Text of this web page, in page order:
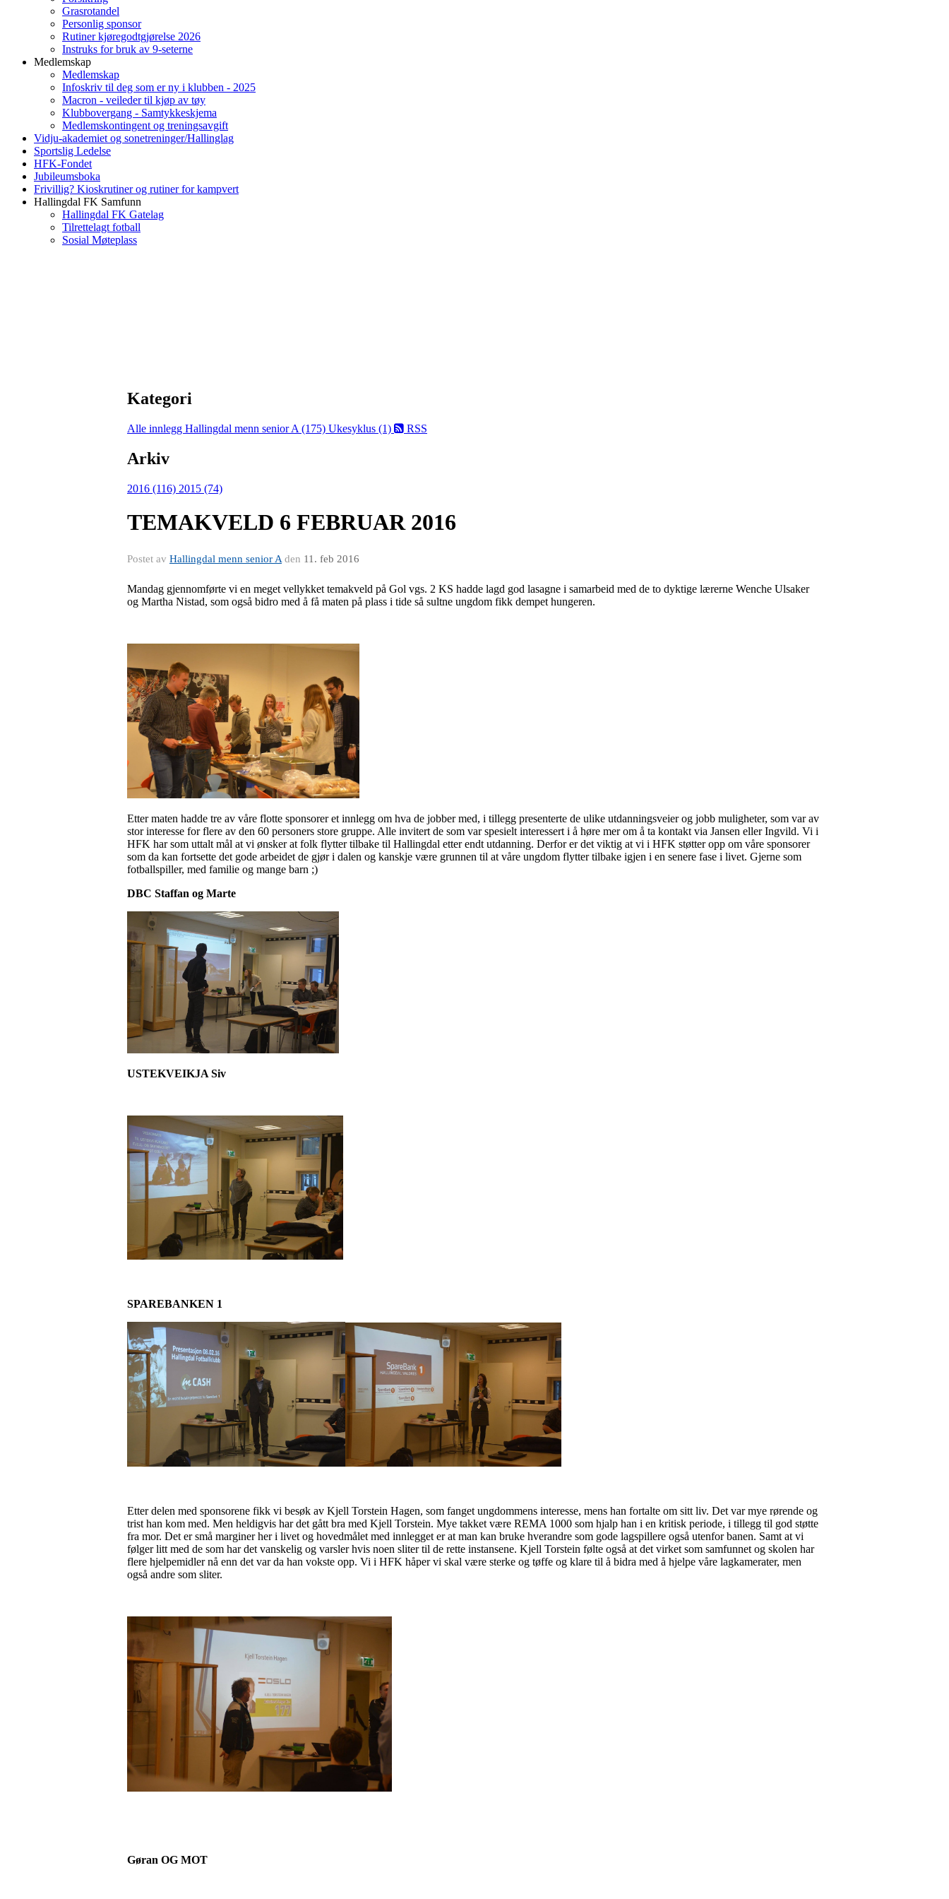
Grasrotandel
Personlig sponsor
Rutiner kjøregodtgjørelse 2026
Instruks for bruk av 9-seterne
Medlemskap
Medlemskap
Infoskriv til deg som er ny i klubben - 2025
Macron - veileder til kjøp av tøy
Klubbovergang - Samtykkeskjema
Medlemskontingent og treningsavgift
Vidju-akademiet og sonetreninger/Hallinglag
Sportslig Ledelse
HFK-Fondet
Jubileumsboka
Frivillig? Kioskrutiner og rutiner for kampvert
Hallingdal FK Samfunn
Hallingdal FK Gatelag
Tilrettelagt fotball
Sosial Møteplass
Kategori
Alle innlegg Hallingdal menn senior A (175) Ukesyklus (1) RSS
Arkiv
2016 (116) 2015 (74)
TEMAKVELD 6 FEBRUAR 2016
Postet av Hallingdal menn senior A den 11. feb 2016
Mandag gjennomførte vi en meget vellykket temakveld på Gol vgs. 2 KS hadde lagd god lasagne i samarbeid med de to dyktige lærerne Wenche Ulsaker
og Martha Nistad, som også bidro med å få maten på plass i tide så sultne ungdom fikk dempet hungeren.
Etter maten hadde tre av våre flotte sponsorer et innlegg om hva de jobber med, i tillegg presenterte de ulike utdanningsveier og jobb muligheter, som var av
stor interesse for flere av den 60 personers store gruppe. Alle invitert de som var spesielt interessert i å høre mer om å ta kontakt via Jansen eller Ingvild. Vi i
HFK har som uttalt mål at vi ønsker at folk flytter tilbake til Hallingdal etter endt utdanning. Derfor er det viktig at vi i HFK støtter opp om våre sponsorer
som da kan fortsette det gode arbeidet de gjør i dalen og kanskje være grunnen til at våre ungdom flytter tilbake igjen i en senere fase i livet. Gjerne som
fotballspiller, med familie og mange barn ;)
DBC Staffan og Marte
USTEKVEIKJA Siv
SPAREBANKEN 1
Etter delen med sponsorene fikk vi besøk av Kjell Torstein Hagen, som fanget ungdommens interesse, mens han fortalte om sitt liv. Det var mye rørende og
trist han kom med. Men heldigvis har det gått bra med Kjell Torstein. Mye takket være REMA 1000 som hjalp han i en kritisk periode, i tillegg til god støtte
fra mor. Det er små marginer her i livet og hovedmålet med innlegget er at man kan bruke hverandre som gode lagspillere også utenfor banen. Samt at vi
følger litt med de som har det vanskelig og varsler hvis noen sliter til de rette instansene. Kjell Torstein følte også at det virket som samfunnet og skolen har
flere hjelpemidler nå enn det var da han vokste opp. Vi i HFK håper vi skal være sterke og tøffe og klare til å bidra med å hjelpe våre lagkamerater, men
også andre som sliter.
Gøran OG MOT